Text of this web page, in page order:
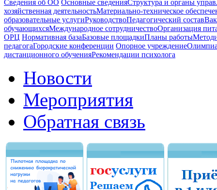
Сведения об ОО Основные сведенияСтруктура и органы
хозяйственная деятельностьМатериально-техническое
образовательные услугиРуководствоПедагогический состав
обучающихсяМеждународное сотрудничествоОрганизация
ОРЦ Нормативная базаБазовые площадкиПланы работы
педагогаГородские конференции Опорное учреждение
дистанционного обученияРекомендации психолога
Новости
Мероприятия
Обратная связь